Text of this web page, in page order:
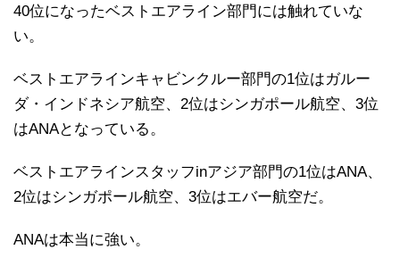
40位になったベストエアライン部門には触れていな
い。
ベストエアラインキャビンクルー部門の1位はガルー
ダ・インドネシア航空、2位はシンガポール航空、3位
はANAとなっている。
ベストエアラインスタッフinアジア部門の1位はANA、
2位はシンガポール航空、3位はエバー航空だ。
ANAは本当に強い。